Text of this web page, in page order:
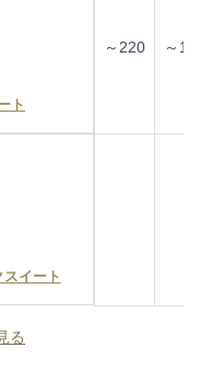
ト
～220 ～
スイート
る